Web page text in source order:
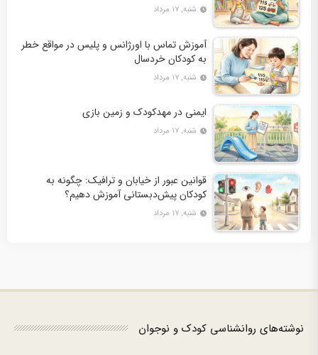
شنبه, ۱۷ مرداد
آموزش تماس با اورژانس و پلیس در مواقع خطر
به کودکان خردسال
شنبه, ۱۷ مرداد
ایمنی در مهدکودک و زمین بازی
شنبه, ۱۷ مرداد
قوانین عبور از خیابان و ترافیک: چگونه به
کودکان پیش‌دبستانی آموزش دهیم؟
شنبه, ۱۷ مرداد
نوشته‌های روانشناسی کودک و نوجوان